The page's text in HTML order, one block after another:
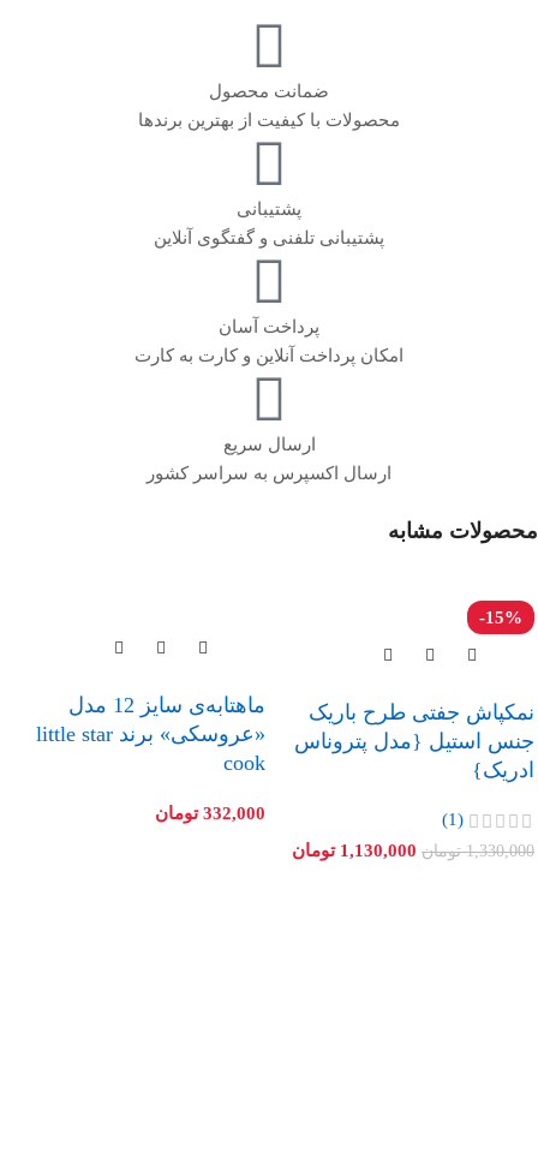
ضمانت محصول
محصولات با کیفیت از بهترین برندها
پشتیبانی
پشتیبانی تلفنی و گفتگوی آنلاین
پرداخت آسان
امکان پرداخت آنلاین و کارت به کارت
ارسال سریع
ارسال اکسپرس به سراسر کشور
محصولات مشابه
-15%
نمکپاش جفتی طرح باریک
جنس استیل {مدل پتروناس
ادریک}
(1)
1,330,000 تومان 1,130,000 تومان
ماهتابه‌ی سایز 12 مدل
«عروسکی» برند little star
cook
332,000 تومان